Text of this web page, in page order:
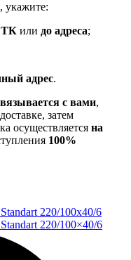
укажите:
ТК или до адреса;
адрес.
с вами,
затем
осуществляется на
100%